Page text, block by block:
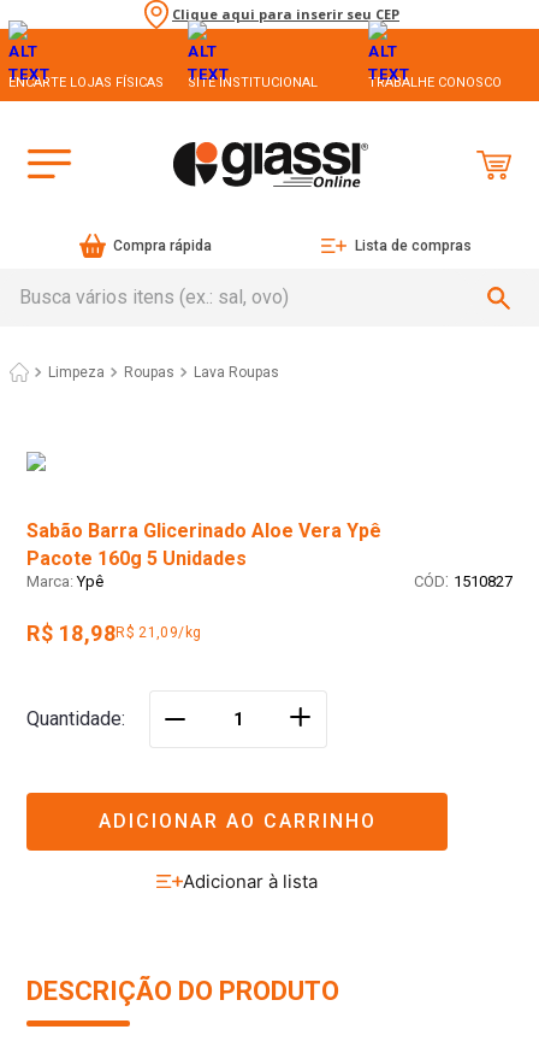
Clique aqui para inserir seu CEP
ENCARTE LOJAS FÍSICAS SITE INSTITUCIONAL TRABALHE CONOSCO
Compra rápida Lista de compras
Limpeza Roupas Lava Roupas
Sabão Barra Glicerinado Aloe Vera Ypê
Pacote 160g 5 Unidades
Ypê : 1510827
R$ 18,98R$ 21,09/kg
Quantidade ＋
ADICIONAR AO CARRINHO
DESCRIÇÃO DO PRODUTO